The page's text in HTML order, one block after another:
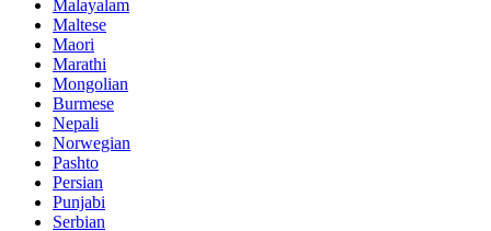
Malayalam
Maltese
Maori
Marathi
Mongolian
Burmese
Nepali
Norwegian
Pashto
Persian
Punjabi
Serbian